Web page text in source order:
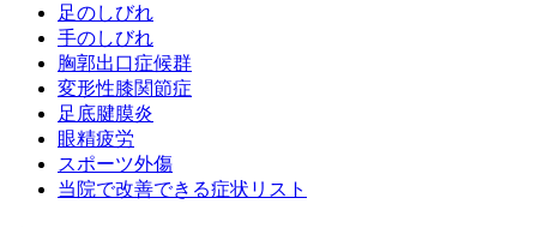
足のしびれ
手のしびれ
胸郭出口症候群
変形性膝関節症
足底腱膜炎
眼精疲労
スポーツ外傷
当院で改善できる症状リスト